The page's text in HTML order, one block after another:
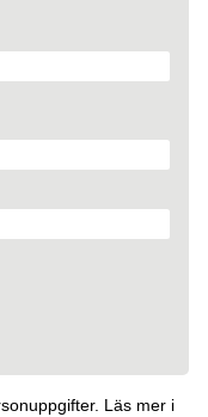
Läs mer i